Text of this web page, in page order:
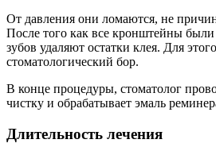
От давления они ломаются, не
После того как все кронштейны
зубов удаляют остатки клея. Для
стоматологический бор.
В конце процедуры, стоматолог
чистку и обрабатывает эмаль
Длительность лечения